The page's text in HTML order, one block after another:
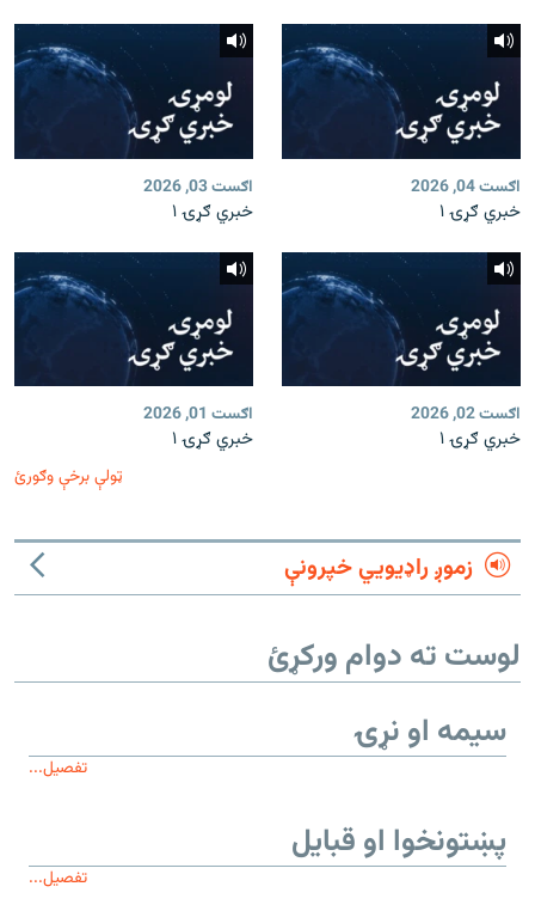
اګست 04, 2026
خبري ګړۍ ۱
اګست 03, 2026
خبري ګړۍ ۱
اګست 02, 2026
خبري ګړۍ ۱
اګست 01, 2026
خبري ګړۍ ۱
ټولې برخې وګورئ
زموږ راډیويي خپرونې
لوست ته دوام ورکړئ
سیمه او نړۍ
تفصیل...
پښتونخوا او قبایل
تفصیل...